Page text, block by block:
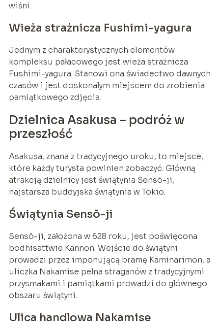
wiśni.
Wieża strażnicza Fushimi-yagura
Jednym z charakterystycznych elementów
kompleksu pałacowego jest wieża strażnicza
Fushimi-yagura. Stanowi ona świadectwo dawnych
czasów i jest doskonałym miejscem do zrobienia
pamiątkowego zdjęcia.
Dzielnica Asakusa – podróż w
przeszłość
Asakusa, znana z tradycyjnego uroku, to miejsce,
które każdy turysta powinien zobaczyć. Główną
atrakcją dzielnicy jest świątynia Sensō-ji,
najstarsza buddyjska świątynia w Tokio.
Świątynia Sensō-ji
Sensō-ji, założona w 628 roku, jest poświęcona
bodhisattwie Kannon. Wejście do świątyni
prowadzi przez imponującą bramę Kaminarimon, a
uliczka Nakamise pełna straganów z tradycyjnymi
przysmakami i pamiątkami prowadzi do głównego
obszaru świątyni.
Ulica handlowa Nakamise